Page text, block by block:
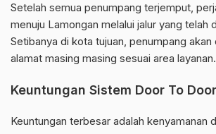
Setelah semua penumpang terjemput,
menuju Lamongan melalui jalur yang telah
Setibanya di kota tujuan, penumpang akan
alamat masing masing sesuai area layanan.
Keuntungan Sistem Door To Door
Keuntungan terbesar adalah kenyamanan